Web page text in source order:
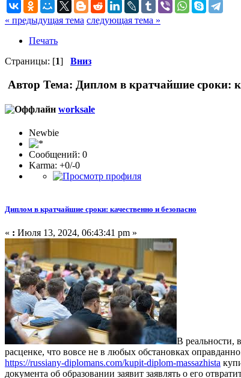
« предыдущая тема следующая тема »
Печать
Страницы: [1] Вниз
Автор Тема: Диплом в кратчайшие сроки:
worksale
Newbie
Сообщений: 0
Karma: +0/-0
Диплом в кратчайшие сроки: качественно и безопасно
« : Июля 13, 2024, 06:43:41 pm »
В реальности,
расценке, что вовсе не в любых обстановках
https://russiany-diplomans.com/kupit-diplom-massazhista
документа об образовании заявит заявлять о его